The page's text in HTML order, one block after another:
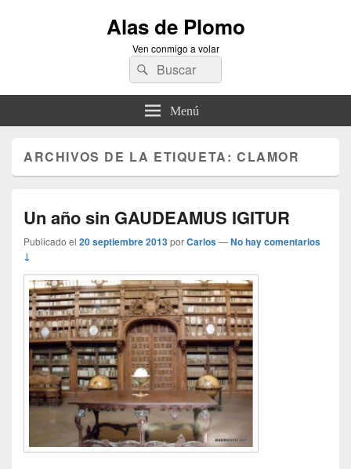
Alas de Plomo
Ven conmigo a volar
Buscar
por:
Buscar
Menú
ARCHIVOS DE LA ETIQUETA:CLAMOR
Un año sin GAUDEAMUS IGITUR
Publicado el 20 septiembre 2013porCarlos—No hay comentarios
↓